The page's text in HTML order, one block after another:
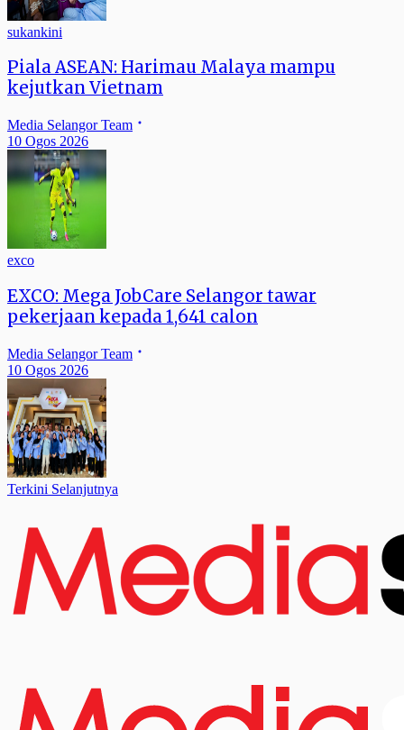
sukankini
Piala ASEAN: Harimau Malaya mampu
kejutkan Vietnam
Media Selangor Team
10 Ogos 2026
exco
EXCO: Mega JobCare Selangor tawar
pekerjaan kepada 1,641 calon
Media Selangor Team
10 Ogos 2026
Terkini Selanjutnya